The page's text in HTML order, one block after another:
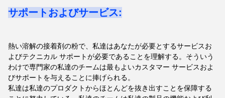
サポートおよびサービス:
熱い溶解の接着剤の粉で、私達はあなたが必要とするサービスお
よびテクニカル サポートが必要であることを理解する。そういう
わけで専門家の私達のチームは最もよいカスタマー サービスおよ
びサポートを与えることに捧げられる。
私達は私達のプロダクトからほとんどを抜き出すことを保障する